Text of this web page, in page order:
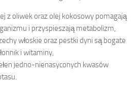
z oliwek oraz olej kokosowy pomagają
i przyspieszają metabolizm,
włoskie oraz pestki dyni są bogate
i witaminy,
jedno-nienasyconych kwasów